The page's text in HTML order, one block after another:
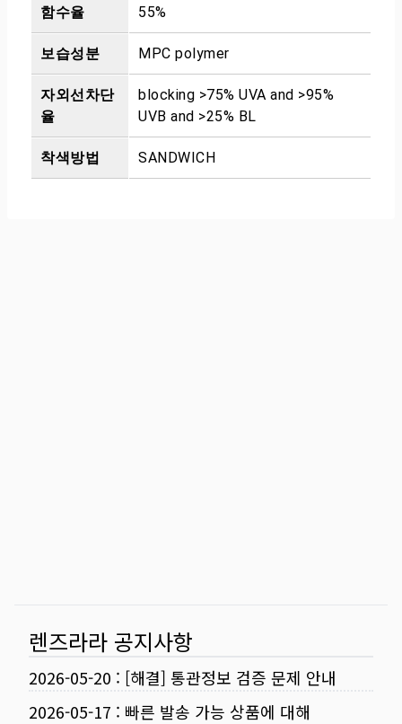
함수율 55%
보습성분 MPC polymer
자외선차단
율
blocking >75% UVA and >95%
UVB and >25% BL
착색방법 SANDWICH
렌즈라라 공지사항
2026-05-20 : [해결] 통관정보 검증 문제 안내
2026-05-17 : 빠른 발송 가능 상품에 대해